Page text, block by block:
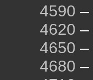
4590 –
4620 –
4650 –
4680 –